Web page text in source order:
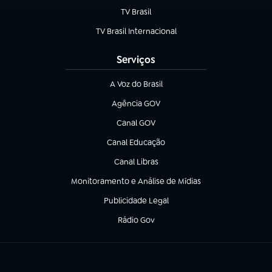
TV Brasil
(abre em nova aba)
TV Brasil Internacional
(abre em nova aba)
Serviços
A Voz do Brasil
(abre em nova aba)
Agência GOV
(abre em nova aba)
Canal GOV
(abre em nova aba)
Canal Educação
(abre em nova aba)
Canal Libras
(abre em nova aba)
Monitoramento e Análise de Mídias
(abre em nova aba)
Publicidade Legal
(abre em nova aba)
Rádio Gov
(abre em nova aba)